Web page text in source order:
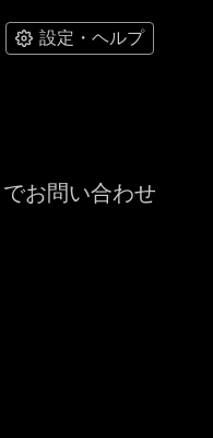
設定・ヘルプ
お問い合わせ